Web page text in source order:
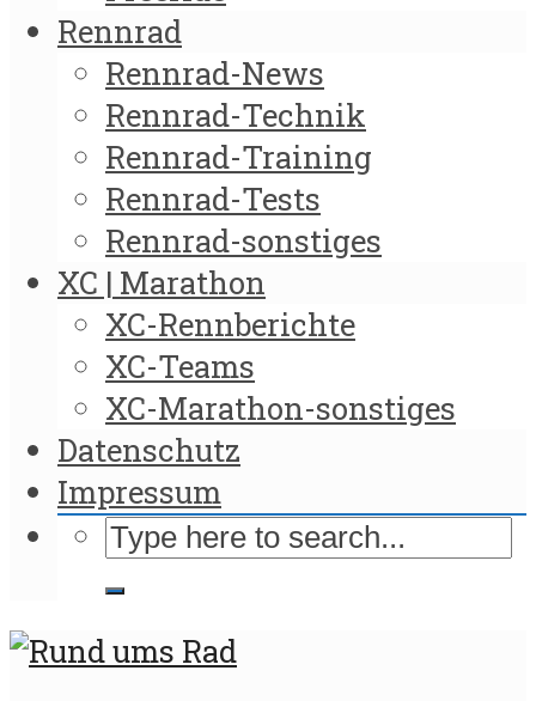
Rennrad
Rennrad-News
Rennrad-Technik
Rennrad-Training
Rennrad-Tests
Rennrad-sonstiges
XC | Marathon
XC-Rennberichte
XC-Teams
XC-Marathon-sonstiges
Datenschutz
Impressum